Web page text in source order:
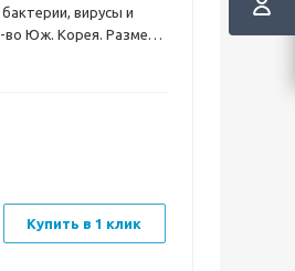
вирусы и
во Юж. Корея. Размер
типа цанга-
Купить в 1 клик